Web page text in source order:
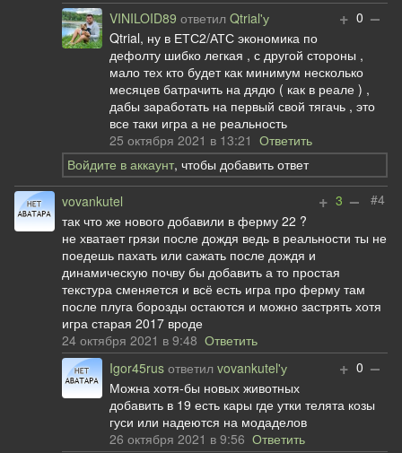
+ 0 –
VINILOID89 ответил Qtrial'у
Qtrial, ну в ЕТС2/АТС экономика по
дефолту шибко легкая , с другой стороны ,
мало тех кто будет как минимум несколько
месяцев батрачить на дядю ( как в реале ) ,
дабы заработать на первый свой тягачь , это
все таки игра а не реальность
25 октября 2021 в 13:21 Ответить
Войдите в аккаунт, чтобы добавить ответ
#4
+ 3 –
vovankutel
так что же нового добавили в ферму 22 ?
не хватает грязи после дождя ведь в реальности ты не
поедешь пахать или сажать после дождя и
динамическую почву бы добавить а то простая
текстура сменяется и всё есть игра про ферму там
после плуга борозды остаются и можно застрять хотя
игра старая 2017 вроде
24 октября 2021 в 9:48 Ответить
+ 0 –
Igor45rus ответил vovankutel'у
Можна хотя-бы новых животных
добавить в 19 есть кары где утки телята козы
гуси или надеются на модаделов
26 октября 2021 в 9:56 Ответить